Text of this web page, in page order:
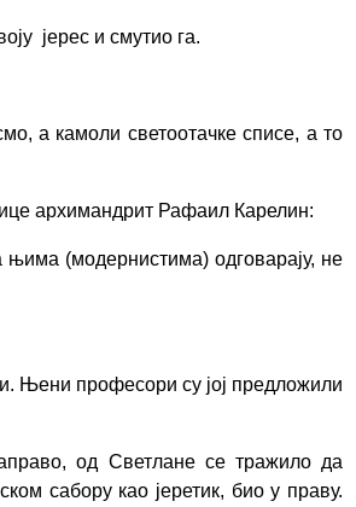
јерес и смутио га.
а камоли светоотачке списе, а то
архимандрит Рафаил Карелин:
(модернистима) одговарају, не
Њени професори су јој предложили
од Светлане се тражило да
сабору као јеретик, био у праву.